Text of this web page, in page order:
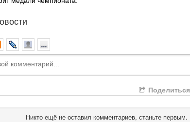
Поделиться
Никто ещё не оставил комментариев, станьте первым.